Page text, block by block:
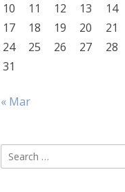
10
11 12 13 14
17
18 19 20 21
24
25 26 27 28
31
« Mar
Search
for: